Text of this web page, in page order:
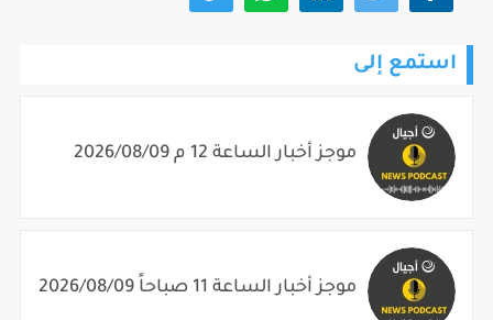
استمع إلى
موجز أخبار الساعة 12 م 2026/08/09
موجز أخبار الساعة 11 صباحاً 2026/08/09